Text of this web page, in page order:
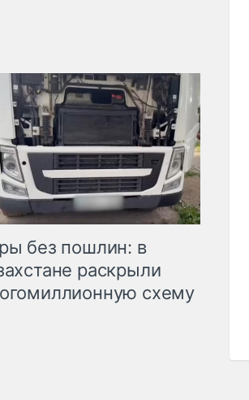
без пошлин: в
раскрыли
схему